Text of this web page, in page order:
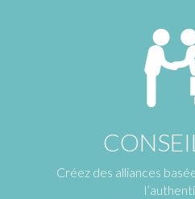
Créez des alliances